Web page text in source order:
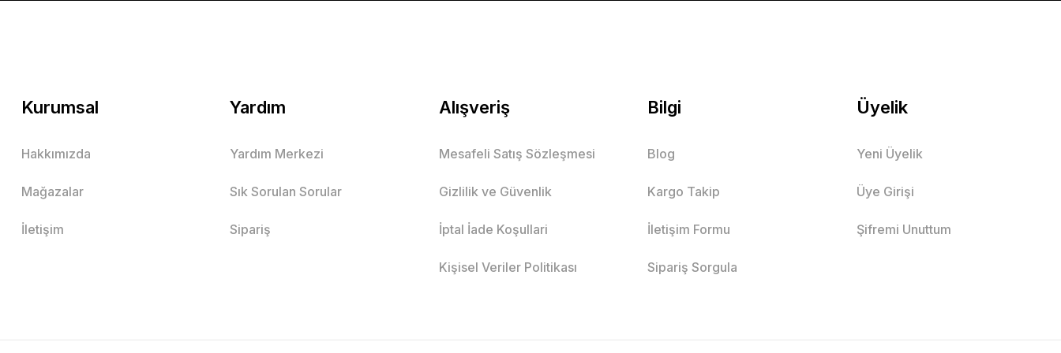
Kurumsal
Hakkımızda
Mağazalar
İletişim
Yardım
Yardım Merkezi
Sık Sorulan Sorular
Sipariş
Alışveriş
Mesafeli Satış Sözleşmesi
Gizlilik ve Güvenlik
İptal İade Koşullari
Kişisel Veriler Politikası
Bilgi
Blog
Kargo Takip
İletişim Formu
Sipariş Sorgula
Üyelik
Yeni Üyelik
Üye Girişi
Şifremi Unuttum